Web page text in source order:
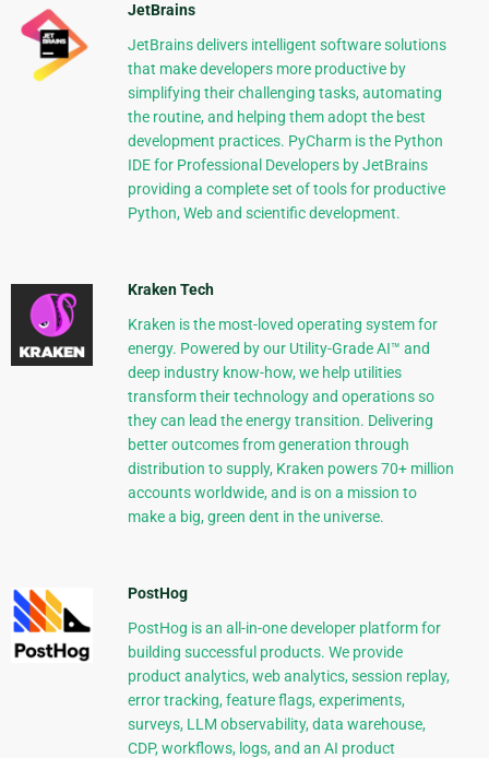
JetBrains
JetBrains delivers intelligent software solutions
that make developers more productive by
simplifying their challenging tasks, automating
the routine, and helping them adopt the best
development practices. PyCharm is the Python
IDE for Professional Developers by JetBrains
providing a complete set of tools for productive
Python, Web and scientific development.
Kraken Tech
Kraken is the most-loved operating system for
energy. Powered by our Utility-Grade AI™ and
deep industry know-how, we help utilities
transform their technology and operations so
they can lead the energy transition. Delivering
better outcomes from generation through
distribution to supply, Kraken powers 70+ million
accounts worldwide, and is on a mission to
make a big, green dent in the universe.
PostHog
PostHog is an all-in-one developer platform for
building successful products. We provide
product analytics, web analytics, session replay,
error tracking, feature flags, experiments,
surveys, LLM observability, data warehouse,
CDP, workflows, logs, and an AI product